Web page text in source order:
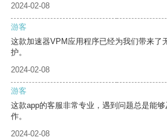
2024-02-08
游客
这款加速器VPM应用程序已经为我们带来了
护。
2024-02-08
游客
这款app的客服非常专业，遇到问题总是能
作。
2024-02-08